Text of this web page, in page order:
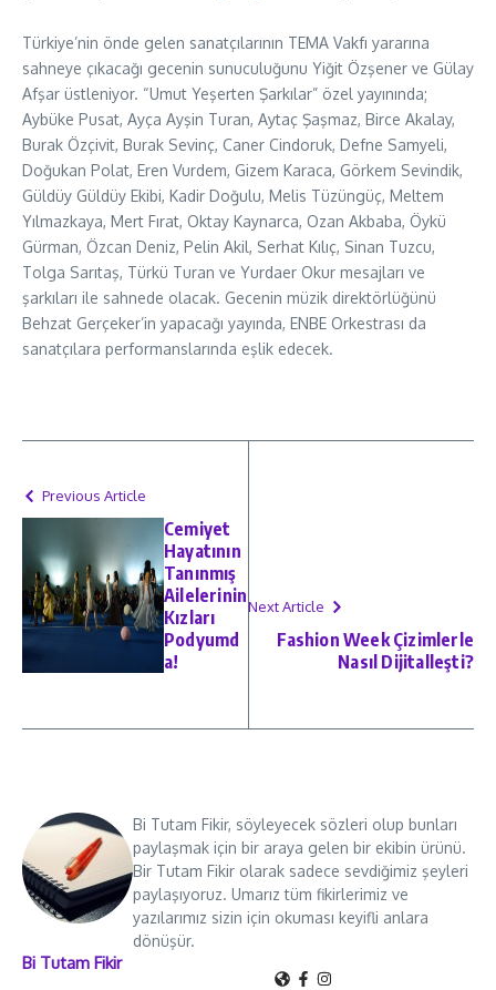
Türkiye’nin önde gelen sanatçılarının TEMA Vakfı yararına
sahneye çıkacağı gecenin sunuculuğunu Yiğit Özşener ve Gülay
Afşar üstleniyor. “Umut Yeşerten Şarkılar” özel yayınında;
Aybüke Pusat, Ayça Ayşin Turan, Aytaç Şaşmaz, Birce Akalay,
Burak Özçivit, Burak Sevinç, Caner Cindoruk, Defne Samyeli,
Doğukan Polat, Eren Vurdem, Gizem Karaca, Görkem Sevindik,
Güldüy Güldüy Ekibi, Kadir Doğulu, Melis Tüzüngüç, Meltem
Yılmazkaya, Mert Fırat, Oktay Kaynarca, Ozan Akbaba, Öykü
Gürman, Özcan Deniz, Pelin Akil, Serhat Kılıç, Sinan Tuzcu,
Tolga Sarıtaş, Türkü Turan ve Yurdaer Okur mesajları ve
şarkıları ile sahnede olacak. Gecenin müzik direktörlüğünü
Behzat Gerçeker’in yapacağı yayında, ENBE Orkestrası da
sanatçılara performanslarında eşlik edecek.
Previous Article
Cemiyet
Hayatının
Tanınmış
Ailelerinin
Kızları
Podyumd
a!
Next Article
Fashion Week Çizimlerle
Nasıl Dijitalleşti?
Bi Tutam Fikir
Bi Tutam Fikir, söyleyecek sözleri olup bunları
paylaşmak için bir araya gelen bir ekibin ürünü.
Bir Tutam Fikir olarak sadece sevdiğimiz şeyleri
paylaşıyoruz. Umarız tüm fikirlerimiz ve
yazılarımız sizin için okuması keyifli anlara
dönüşür.